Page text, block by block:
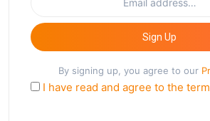
Sign Up
By signing up, you agree to our
I have read and agree to the